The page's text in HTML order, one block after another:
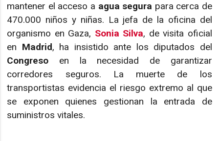
mantener el acceso a agua segura para cerca de
470.000 niños y niñas. La jefa de la oficina del
organismo en Gaza, Sonia Silva, de visita oficial
en Madrid, ha insistido ante los diputados del
Congreso en la necesidad de garantizar
corredores seguros. La muerte de los
transportistas evidencia el riesgo extremo al que
se exponen quienes gestionan la entrada de
suministros vitales.